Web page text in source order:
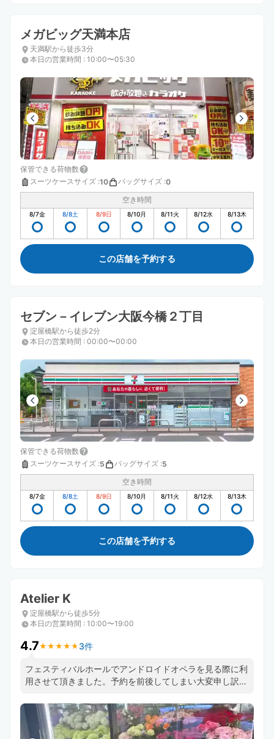
メガビッグ天満本店
天満駅から徒歩3分
本日の営業時間 : 10:00〜05:30
保管できる荷物数
スーツケースサイズ :10 バッグサイズ :0
空き時間
8/7金 8/8土 8/9日 8/10月 8/11火 8/12水 8/13木
この店舗を予約する
セブン－イレブン大阪今橋２丁目
淀屋橋駅から徒歩2分
本日の営業時間 : 00:00〜00:00
保管できる荷物数
スーツケースサイズ :5 バッグサイズ :5
空き時間
8/7金 8/8土 8/9日 8/10月 8/11火 8/12水 8/13木
この店舗を予約する
Atelier K
淀屋橋駅から徒歩5分
本日の営業時間 : 10:00〜19:00
4.7★ ★ ★ ★ ★
★ ★ ★ ★ ★ 3件
フェスティバルホールでアンドロイドオペラを見る際に利
用させて頂きました。予約を前後してしまい大変申し訳な
す。今度は時間に余裕を持って予約します。ありがとうご
ざいました。